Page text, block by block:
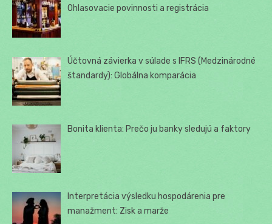
Ohlasovacie povinnosti a registrácia
Účtovná závierka v súlade s IFRS (Medzinárodné
štandardy): Globálna komparácia
Bonita klienta: Prečo ju banky sledujú a faktory
Interpretácia výsledku hospodárenia pre
manažment: Zisk a marže